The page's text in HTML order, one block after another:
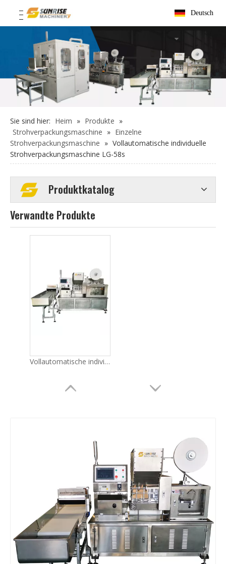
Deutsch
Sie sind hier: Heim » Produkte »
Strohverpackungsmaschine » Einzelne
Strohverpackungsmaschine » Vollautomatische individuelle
Strohverpackungsmaschine LG-58s
Produktkatalog
Verwandte Produkte
Vollautomatische individuelle Strohverpackungsmaschine LG-58Ys